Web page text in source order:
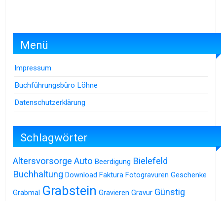
Menü
Impressum
Buchführungsbüro Löhne
Datenschutzerklärung
Schlagwörter
Altersvorsorge Auto Beerdigung Bielefeld
Buchhaltung Download Faktura Fotogravuren Geschenke
Grabmal Grabstein Gravieren Gravur Günstig